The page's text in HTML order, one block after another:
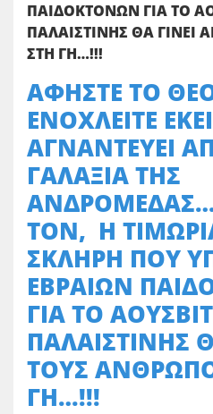
ΠΑΙΔΟΚΤΟΝΩΝ ΓΙΑ ΤΟ
ΠΑΛΑΙΣΤΙΝΗΣ ΘΑ
ΣΤΗ ΓΗ…!!!
ΑΦΗΣΤΕ ΤΟ
ΕΝΟΧΛΕΙΤΕ
ΑΓΝΑΝΤΕΥΕΙ
ΓΑΛΑΞΙΑ ΤΗΣ
ΤΟΝ, Η
ΣΚΛΗΡΗ ΠΟΥ
ΕΒΡΑΙΩΝ
ΓΙΑ ΤΟ
ΠΑΛΑΙΣΤΙΝΗΣ
ΤΟΥΣ
ΓΗ…!!!